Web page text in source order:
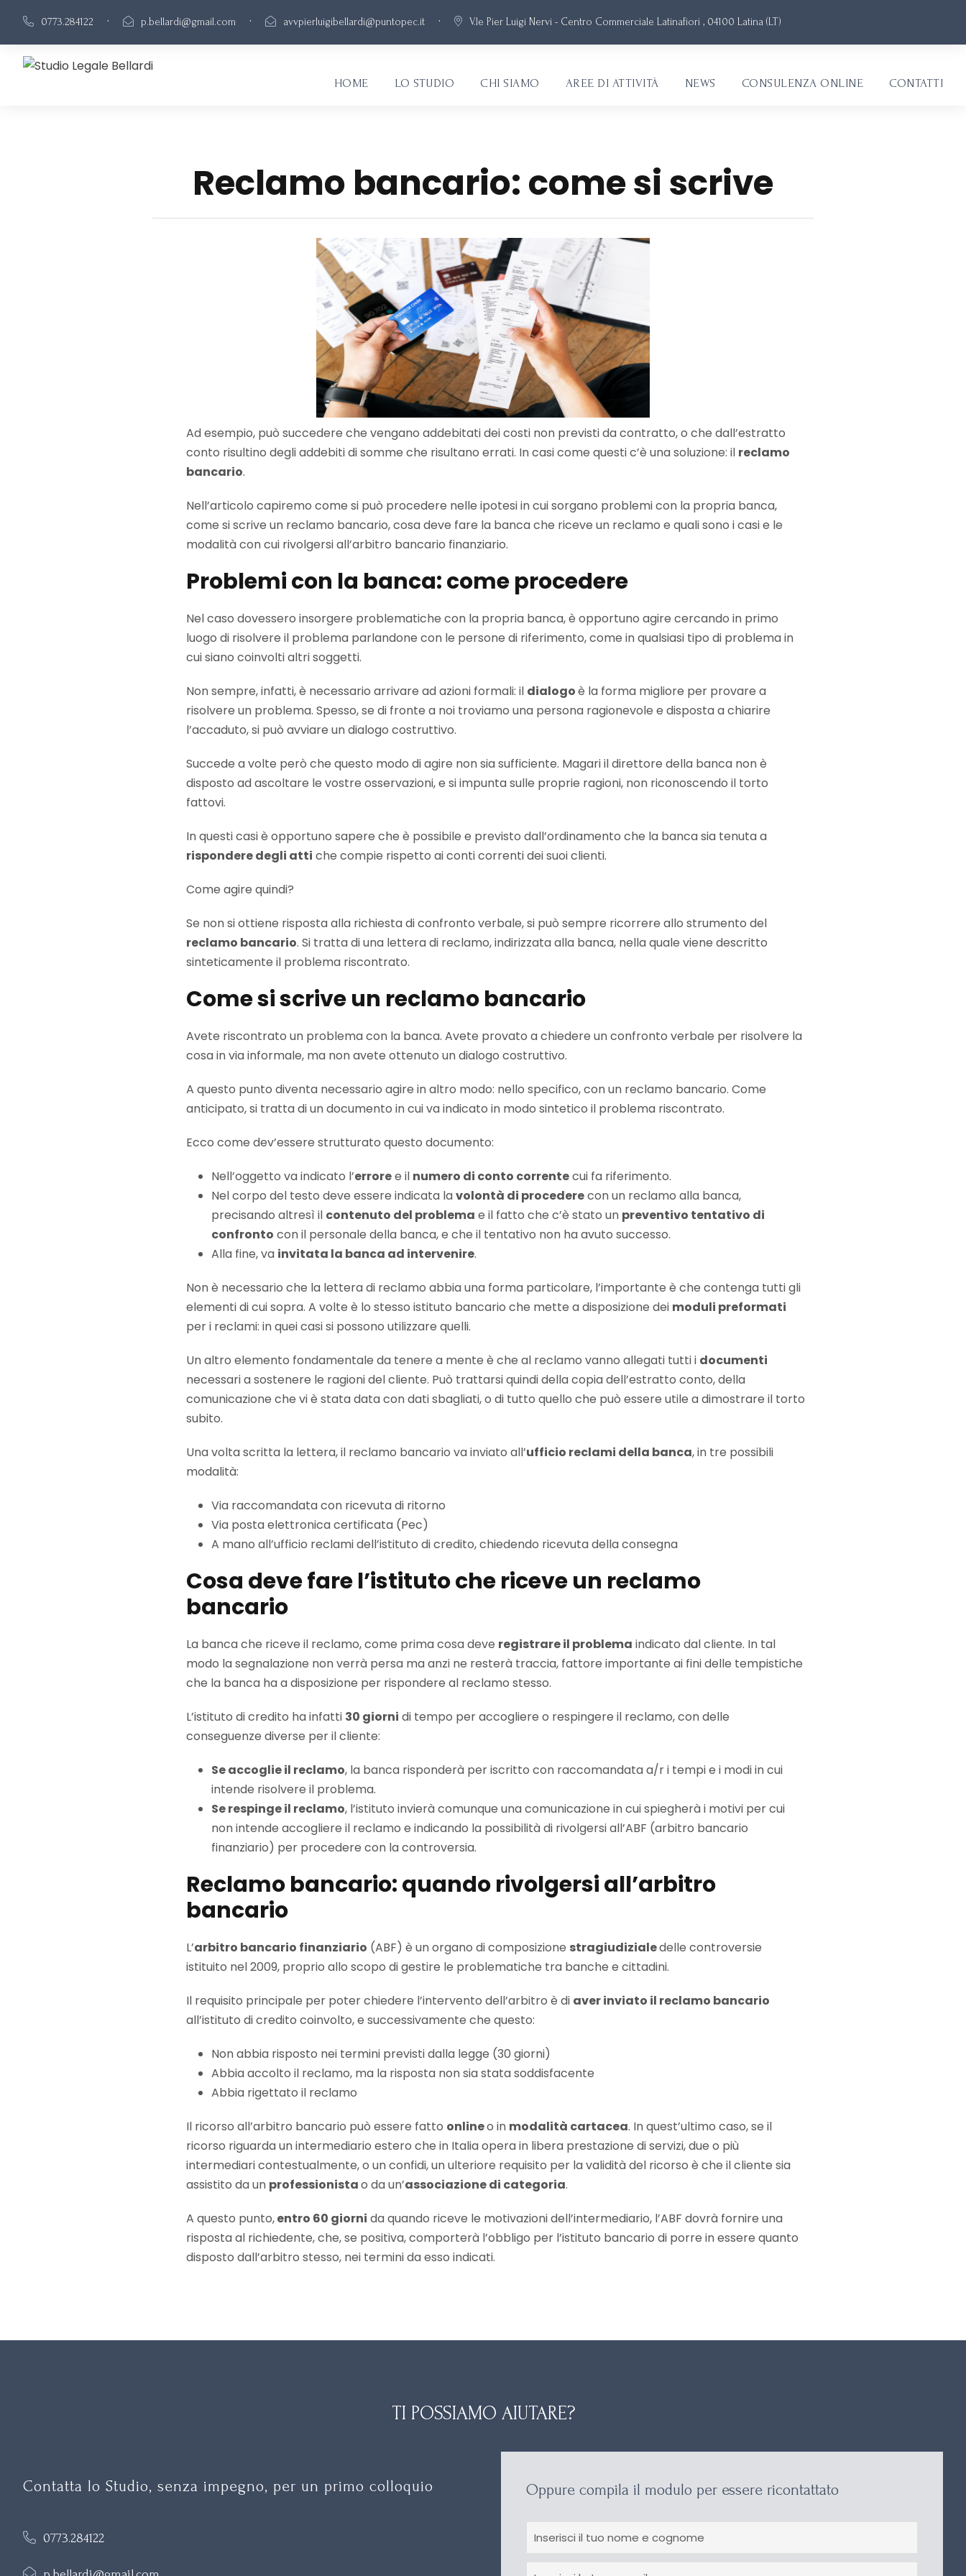
0773.284122 · p.bellardi@gmail.com · avvpierluigibellardi@puntopec.it · V.le Pier Luigi Nervi - Centro Commerciale Latinafiori , 04100 Latina (LT)
HOME LO STUDIO CHI SIAMO AREE DI ATTIVITÀ NEWS CONSULENZA ONLINE CONTATTI
Reclamo bancario: come si scrive
Ad esempio, può succedere che vengano addebitati dei costi non previsti da contratto, o che dall’estratto
conto risultino degli addebiti di somme che risultano errati. In casi come questi c’è una soluzione: il reclamo
bancario.
Nell’articolo capiremo come si può procedere nelle ipotesi in cui sorgano problemi con la propria banca,
come si scrive un reclamo bancario, cosa deve fare la banca che riceve un reclamo e quali sono i casi e le
modalità con cui rivolgersi all’arbitro bancario finanziario.
Problemi con la banca: come procedere
Nel caso dovessero insorgere problematiche con la propria banca, è opportuno agire cercando in primo
luogo di risolvere il problema parlandone con le persone di riferimento, come in qualsiasi tipo di problema in
cui siano coinvolti altri soggetti.
Non sempre, infatti, è necessario arrivare ad azioni formali: il dialogoè la forma migliore per provare a
risolvere un problema. Spesso, se di fronte a noi troviamo una persona ragionevole e disposta a chiarire
l’accaduto, si può avviare un dialogo costruttivo.
Succede a volte però che questo modo di agire non sia sufficiente. Magari il direttore della banca non è
disposto ad ascoltare le vostre osservazioni, e si impunta sulle proprie ragioni, non riconoscendo il torto
fattovi.
In questi casi è opportuno sapere che è possibile e previsto dall’ordinamento che la banca sia tenuta a
rispondere degli atti che compie rispetto ai conti correnti dei suoi clienti.
Come agire quindi?
Se non si ottiene risposta alla richiesta di confronto verbale, si può sempre ricorrere allo strumento del
reclamo bancario. Si tratta di una lettera di reclamo, indirizzata alla banca, nella quale viene descritto
sinteticamente il problema riscontrato.
Come si scrive un reclamo bancario
Avete riscontrato un problema con la banca. Avete provato a chiedere un confronto verbale per risolvere la
cosa in via informale, ma non avete ottenuto un dialogo costruttivo.
A questo punto diventa necessario agire in altro modo: nello specifico, con un reclamo bancario. Come
anticipato, si tratta di un documento in cui va indicato in modo sintetico il problema riscontrato.
Ecco come dev’essere strutturato questo documento:
Nell’oggetto va indicato l’erroree il numero di conto correntecui fa riferimento.
Nel corpo del testo deve essere indicata lavolontà di procederecon un reclamo alla banca,
precisando altresì il contenuto del problema e il fatto che c’è stato un preventivo tentativo di
confronto con il personale della banca, e che il tentativo non ha avuto successo.
Alla fine, va invitata la banca ad intervenire.
Non è necessario che la lettera di reclamo abbia una forma particolare, l’importante è che contenga tutti gli
elementi di cui sopra. A volte è lo stesso istituto bancario che mette a disposizione dei moduli preformati
per i reclami: in quei casi si possono utilizzare quelli.
Un altro elemento fondamentale da tenere a mente è che al reclamo vanno allegati tutti i documenti
necessari a sostenere le ragioni del cliente. Può trattarsi quindi della copia dell’estratto conto, della
comunicazione che vi è stata data con dati sbagliati, o di tutto quello che può essere utile a dimostrare il torto
subito.
Una volta scritta la lettera, il reclamo bancario va inviato all’ufficio reclami della banca, in tre possibili
modalità:
Via raccomandata con ricevuta di ritorno
Via posta elettronica certificata (Pec)
A mano all’ufficio reclami dell’istituto di credito, chiedendo ricevuta della consegna
Cosa deve fare l’istituto che riceve un reclamo
bancario
La banca che riceve il reclamo, come prima cosa deve registrare il problema indicato dal cliente. In tal
modo la segnalazione non verrà persa ma anzi ne resterà traccia, fattore importante ai fini delle tempistiche
che la banca ha a disposizione per rispondere al reclamo stesso.
L’istituto di credito ha infatti 30 giorni di tempo per accogliere o respingere il reclamo, con delle
conseguenze diverse per il cliente:
Se accoglie il reclamo, la banca risponderà per iscritto con raccomandata a/r i tempi e i modi in cui
intende risolvere il problema.
Se respinge il reclamo, l’istituto invierà comunque una comunicazione in cui spiegherà i motivi per cui
non intende accogliere il reclamo e indicando la possibilità di rivolgersi all’ABF (arbitro bancario
finanziario) per procedere con la controversia.
Reclamo bancario: quando rivolgersi all’arbitro
bancario
L’arbitro bancario finanziario (ABF) è un organo di composizione stragiudizialedelle controversie
istituito nel 2009, proprio allo scopo di gestire le problematiche tra banche e cittadini.
Il requisito principale per poter chiedere l’intervento dell’arbitro è di aver inviato il reclamo bancario
all’istituto di credito coinvolto, e successivamente che questo:
Non abbia risposto nei termini previsti dalla legge (30 giorni)
Abbia accolto il reclamo, ma la risposta non sia stata soddisfacente
Abbia rigettato il reclamo
Il ricorso all’arbitro bancario può essere fatto onlineo in modalità cartacea. In quest’ultimo caso, se il
ricorso riguarda un intermediario estero che in Italia opera in libera prestazione di servizi, due o più
intermediari contestualmente, o un confidi, un ulteriore requisito per la validità del ricorso è che il cliente sia
assistito da un professionistao da un’associazione di categoria.
A questo punto,entro 60 giorni da quando riceve le motivazioni dell’intermediario, l’ABF dovrà fornire una
risposta al richiedente, che, se positiva, comporterà l’obbligo per l’istituto bancario di porre in essere quanto
disposto dall’arbitro stesso, nei termini da esso indicati.
TI POSSIAMO AIUTARE?
Contatta lo Studio, senza impegno, per un primo colloquio
0773.284122
Oppure compila il modulo per essere ricontattato